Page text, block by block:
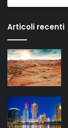
Articoli recenti